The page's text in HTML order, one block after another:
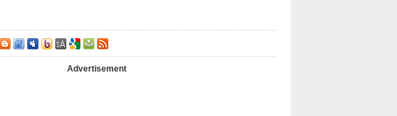
Advertisement